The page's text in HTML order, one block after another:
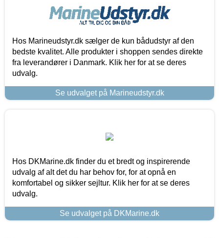
Hos Marineudstyr.dk sælger de kun bådudstyr af den
bedste kvalitet. Alle produkter i shoppen sendes direkte
fra leverandører i Danmark. Klik her for at se deres
udvalg.
Se udvalget på Marineudstyr.dk
Hos DKMarine.dk finder du et bredt og inspirerende
udvalg af alt det du har behov for, for at opnå en
komfortabel og sikker sejltur. Klik her for at se deres
udvalg.
Se udvalget på DKMarine.dk